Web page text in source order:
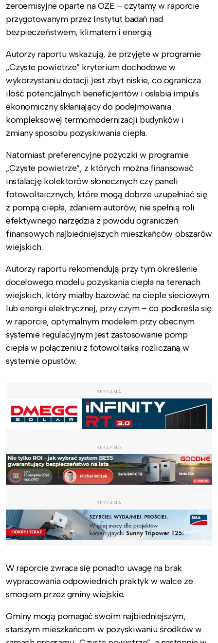
zeroemisyjne oparte na OZE – czytamy w raporcie
przygotowanym przez Instytut badań nad
bezpieczeństwem, klimatem i energią.
Autorzy raportu wskazują, że przyjęte w programie
„Czyste powietrze” kryterium dochodowe w
wykorzystaniu dotacji jest zbyt niskie, co ogranicza
ilość potencjalnych beneficjentów i osłabia impuls
ekonomiczny skłaniający do podejmowania
kompleksowej termomodernizacji budynków i
zmiany sposobu pozyskiwania ciepła.
Natomiast preferencyjne pożyczki w programie
„Czyste powietrze”, z których można finansować
instalację kolektorów słonecznych czy paneli
fotowoltaicznych, które mogą dobrze uzupełniać się
z pompą ciepła, zdaniem autorów, nie spełnią roli
efektywnego narzędzia z powodu ograniczeń
finansowych najbiedniejszych mieszkańców obszarów
wiejskich.
Autorzy raportu rekomendują przy tym określenie
docelowego modelu pozyskania ciepła na terenach
wiejskich, który miałby bazować na cieple sieciowym
lub energii elektrycznej, przy czym – co podkreśla się
w raporcie, optymalnym modelem przy obecnym
systemie regulacyjnym jest zastosowanie pomp
ciepła w połączeniu z fotowoltaiką rozliczaną w
systemie opustów.
REKLAMA
REKLAMA
REKLAMA
W raporcie zwraca się ponadto uwagę na brak
wypracowania odpowiednich praktyk w walce ze
smogiem przez gminy wiejskie.
Gminy mogą pomagać swoim najbiedniejszym,
starszym mieszkańcom w pozyskiwaniu środków w